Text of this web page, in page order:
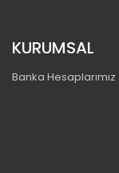
KURUMSAL
Banka Hesaplarımız